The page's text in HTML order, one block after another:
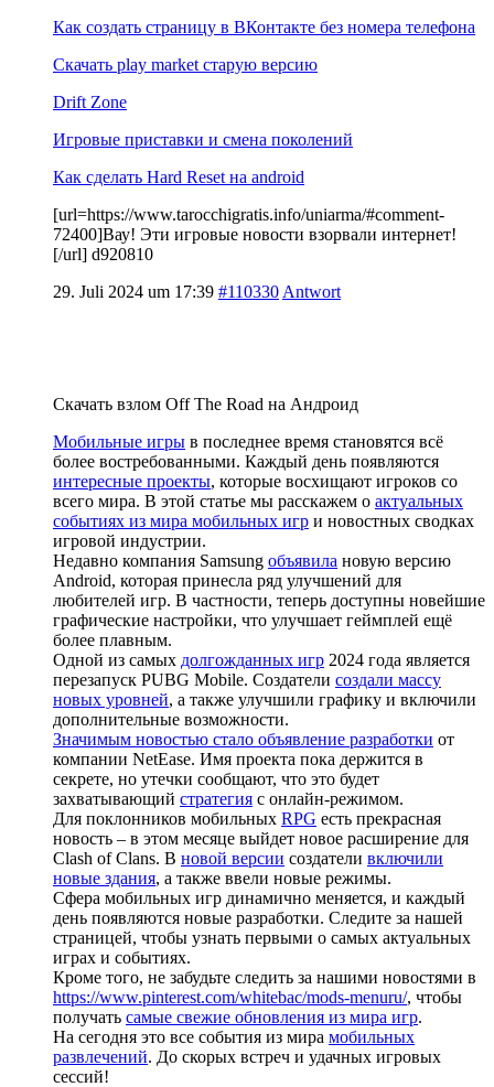
Как создать страницу в ВКонтакте без номера телефона
Скачать play market старую версию
Drift Zone
Игровые приставки и смена поколений
Как сделать Hard Reset на android
[url=https://www.tarocchigratis.info/uniarma/#comment-
72400]Вау! Эти игровые новости взорвали интернет!
[/url] d920810
29. Juli 2024 um 17:39 #110330 Antwort
Скачать взлом Off The Road на Андроид
Мобильные игры в последнее время становятся всё
более востребованными. Каждый день появляются
интересные проекты, которые восхищают игроков со
всего мира. В этой статье мы расскажем о актуальных
событиях из мира мобильных игр и новостных сводках
игровой индустрии.
Недавно компания Samsung объявила новую версию
Android, которая принесла ряд улучшений для
любителей игр. В частности, теперь доступны новейшие
графические настройки, что улучшает геймплей ещё
более плавным.
Одной из самых долгожданных игр 2024 года является
перезапуск PUBG Mobile. Создатели создали массу
новых уровней, а также улучшили графику и включили
дополнительные возможности.
Значимым новостью стало объявление разработки от
компании NetEase. Имя проекта пока держится в
секрете, но утечки сообщают, что это будет
захватывающий стратегия с онлайн-режимом.
Для поклонников мобильных RPG есть прекрасная
новость – в этом месяце выйдет новое расширение для
Clash of Clans. В новой версии создатели включили
новые здания, а также ввели новые режимы.
Сфера мобильных игр динамично меняется, и каждый
день появляются новые разработки. Следите за нашей
страницей, чтобы узнать первыми о самых актуальных
играх и событиях.
Кроме того, не забудьте следить за нашими новостями в
https://www.pinterest.com/whitebac/mods-menuru/, чтобы
получать самые свежие обновления из мира игр.
На сегодня это все события из мира мобильных
развлечений. До скорых встреч и удачных игровых
сессий!